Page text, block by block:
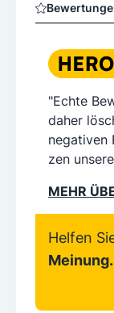
"Echte
daher
negativen
zen
MEHR
Helfen
Meinung.